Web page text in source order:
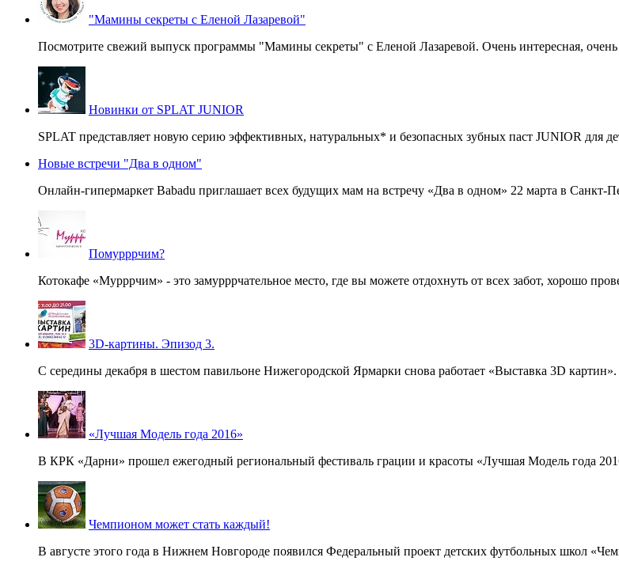
"Мамины секреты с Еленой Лазаревой"
Посмотрите свежий выпуск программы "Мамины секреты" с Еленой Лазаревой. Очень интересная, очень
Новинки от SPLAT JUNIOR
SPLAT представляет новую серию эффективных, натуральных* и безопасных зубных паст JUNIOR для
Новые встречи "Два в одном"
Онлайн-гипермаркет Babadu приглашает всех будущих мам на встречу «Два в одном» 22 марта в
Помурррчим?
Котокафе «Мурррчим» - это замурррчательное место, где вы можете отдохнуть от всех забот, хорошо
3D-картины. Эпизод 3.
С середины декабря в шестом павильоне Нижегородской Ярмарки снова работает «Выставка 3D
«Лучшая Модель года 2016»
В КРК «Дарни» прошел ежегодный региональный фестиваль грации и красоты «Лучшая Модель года
Чемпионом может стать каждый!
В августе этого года в Нижнем Новгороде появился Федеральный проект детских футбольных школ